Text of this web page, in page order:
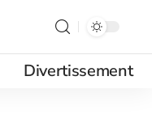
Divertissement